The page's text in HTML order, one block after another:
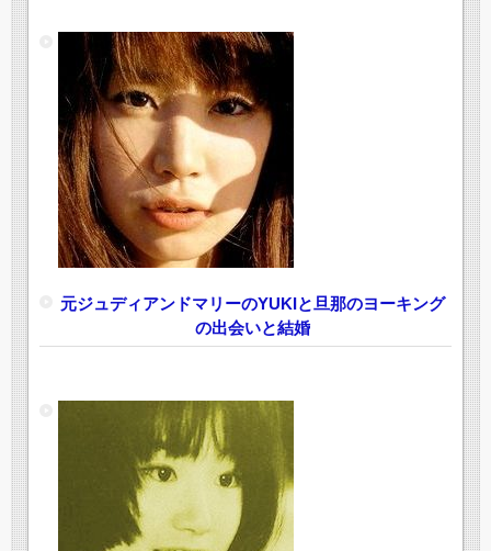
元ジュディアンドマリーのYUKIと旦那のヨーキング
の出会いと結婚